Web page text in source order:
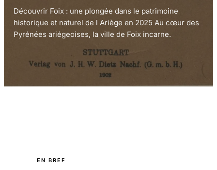
Découvrir Foix : une plongée dans le patrimoine
historique et naturel de l Ariège en 2025 Au cœur des
Pyrénées ariégeoises, la ville de Foix incarne.
EN BREF